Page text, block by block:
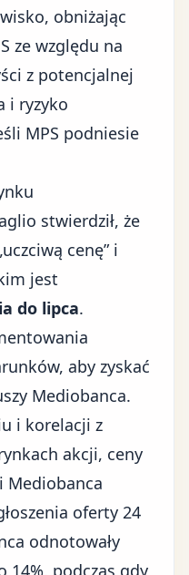
obniżając
ze względu na
z potencjalnej
i ryzyko
MPS podniesie
stwierdził, że
cenę” i
jest
do lipca.
aby zyskać
Mediobanca.
i korelacji z
akcji, ceny
Mediobanca
oferty 24
odnotowały
14%, podczas gdy